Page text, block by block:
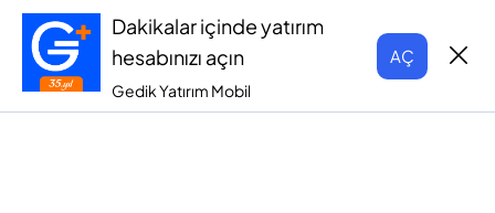
Dakikalar içinde yatırım
hesabınızı açın
Gedik Yatırım Mobil
AÇ